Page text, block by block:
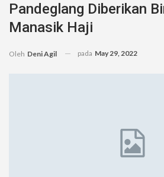
Pandeglang Diberikan
Manasik Haji
Oleh Deni Agil pada May 29, 2022